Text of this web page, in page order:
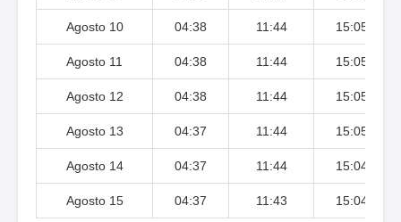
Agosto 10 04:38 11:44 15:05
Agosto 11 04:38 11:44 15:05
Agosto 12 04:38 11:44 15:05
Agosto 13 04:37 11:44 15:05
Agosto 14 04:37 11:44 15:04
Agosto 15 04:37 11:43 15:04